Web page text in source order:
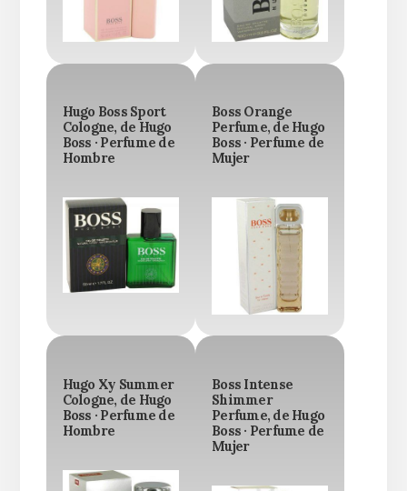
Hugo Boss Sport
Cologne, de Hugo
Boss · Perfume de
Hombre
Boss Orange
Perfume, de Hugo
Boss · Perfume de
Mujer
Hugo Xy Summer
Cologne, de Hugo
Boss · Perfume de
Hombre
Boss Intense
Shimmer
Perfume, de Hugo
Boss · Perfume de
Mujer